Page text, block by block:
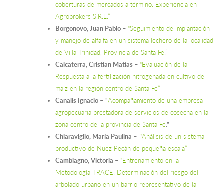
coberturas de mercados a término. Experiencia en
Agrobrokers S.R.L.”
Borgonovo, Juan Pablo – “Seguimiento de implantación
y manejo de alfalfa en un sistema lechero de la localidad
de Villa Trinidad, Provincia de Santa Fe.”
Calcaterra, Cristian Matías – “Evaluación de la
Respuesta a la fertilización nitrogenada en cultivo de
maíz en la región centro de Santa Fe”
Canalis Ignacio – “Acompañamiento de una empresa
agropecuaria prestadora de servicios de cosecha en la
zona centro de la provincia de Santa Fe.”
Chiaraviglio, María Paulina – “Análisis de un sistema
productivo de Nuez Pecán de pequeña escala”
Cambiagno, Victoria – “Entrenamiento en la
Metodología TRACE: Determinación del riesgo del
arbolado urbano en un barrio representativo de la